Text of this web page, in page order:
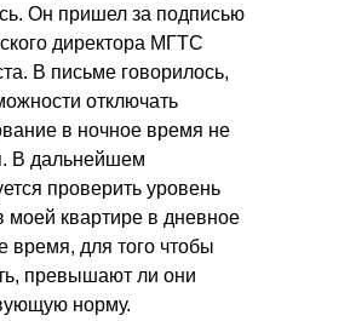
Он пришел за подписью
директора МГТС
В письме говорилось,
отключать
в ночное время не
В дальнейшем
проверить уровень
моей квартире в дневное
время, для того чтобы
превышают ли они
норму.